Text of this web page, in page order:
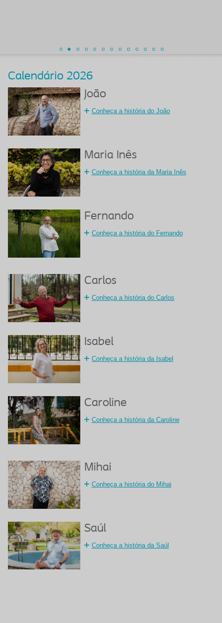
Calendário 2026
João
Conheça a história do João
Maria Inês
Conheça a história da Maria Inês
Fernando
Conheça a história do Fernando
Carlos
Conheça a história do Carlos
Isabel
Conheça a história da Isabel
Caroline
Conheça a história da Caroline
Mihai
Conheça a história do Mihai
Saúl
Conheça a história da Saúl